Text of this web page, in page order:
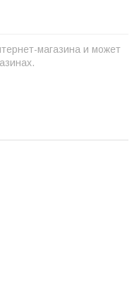
магазина и может